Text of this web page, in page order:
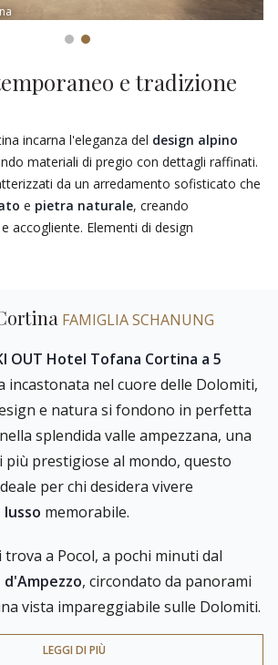
e tradizione
incarna l'eleganza del design alpino
materiali di pregio con dettagli raffinati.
da un arredamento sofisticato che
e pietra naturale, creando
accogliente. Elementi di design
armoniosamente con l'architettura
e comfort senza pari.
FAMIGLIA SCHANUNG
OUT Hotel Tofana Cortina a 5
incastonata nel cuore delle Dolomiti,
e natura si fondono in perfetta
splendida valle ampezzana, una
più prestigiose al mondo, questo
per chi desidera vivere
memorabile.
a Pocol, a pochi minuti dal
, circondato da panorami
vista impareggiabile sulle Dolomiti.
allapista Rosà nr. 23, l'hotel
agli impianti delle
LEGGI DI PIÙ